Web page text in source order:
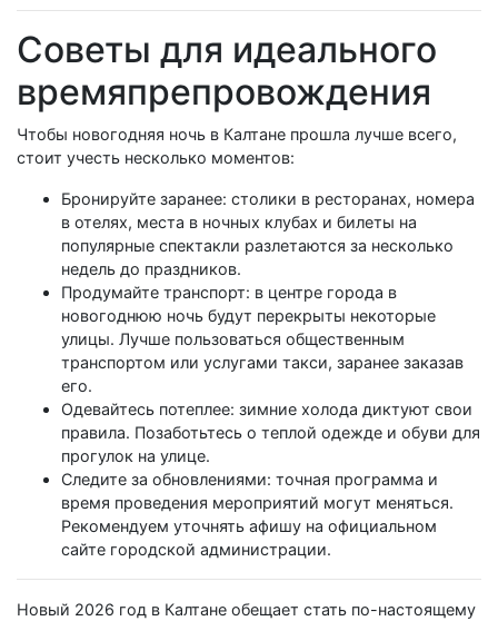
Советы для идеального
времяпрепровождения
Чтобы новогодняя ночь в Калтане прошла лучше всего,
стоит учесть несколько моментов:
Бронируйте заранее: столики в ресторанах, номера
в отелях, места в ночных клубах и билеты на
популярные спектакли разлетаются за несколько
недель до праздников.
Продумайте транспорт: в центре города в
новогоднюю ночь будут перекрыты некоторые
улицы. Лучше пользоваться общественным
транспортом или услугами такси, заранее заказав
его.
Одевайтесь потеплее: зимние холода диктуют свои
правила. Позаботьтесь о теплой одежде и обуви для
прогулок на улице.
Следите за обновлениями: точная программа и
время проведения мероприятий могут меняться.
Рекомендуем уточнять афишу на официальном
сайте городской администрации.
Новый 2026 год в Калтане обещает стать по-настоящему